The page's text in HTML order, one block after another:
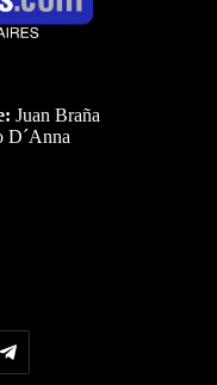
Juan Braña
D´Anna